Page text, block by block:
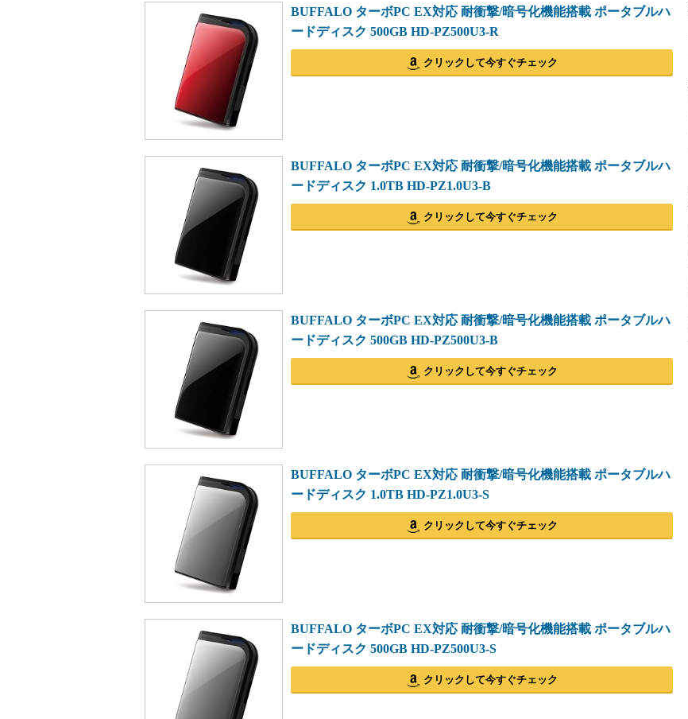
BUFFALO ターボPC EX対応 耐衝撃/暗号化機能搭載 ポータブルハ
ードディスク 500GB HD-PZ500U3-R
クリックして今すぐチェック
BUFFALO ターボPC EX対応 耐衝撃/暗号化機能搭載 ポータブルハ
ードディスク 1.0TB HD-PZ1.0U3-B
クリックして今すぐチェック
BUFFALO ターボPC EX対応 耐衝撃/暗号化機能搭載 ポータブルハ
ードディスク 500GB HD-PZ500U3-B
クリックして今すぐチェック
BUFFALO ターボPC EX対応 耐衝撃/暗号化機能搭載 ポータブルハ
ードディスク 1.0TB HD-PZ1.0U3-S
クリックして今すぐチェック
BUFFALO ターボPC EX対応 耐衝撃/暗号化機能搭載 ポータブルハ
ードディスク 500GB HD-PZ500U3-S
クリックして今すぐチェック